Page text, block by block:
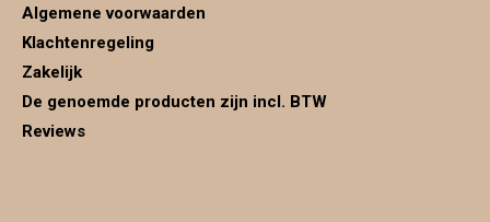
Algemene voorwaarden
Klachtenregeling
Zakelijk
De genoemde producten zijn incl. BTW
Reviews